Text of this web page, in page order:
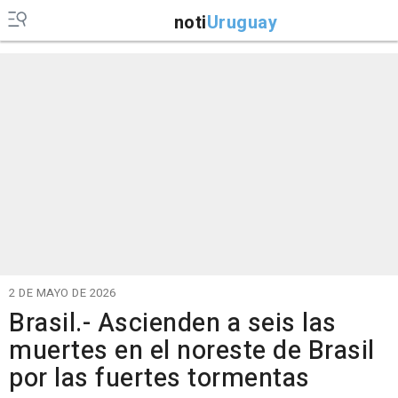
notiUruguay
2 DE MAYO DE 2026
Brasil.- Ascienden a seis las
muertes en el noreste de Brasil
por las fuertes tormentas